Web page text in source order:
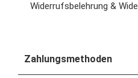
Widerrufsbelehrung &
Zahlungsmethoden